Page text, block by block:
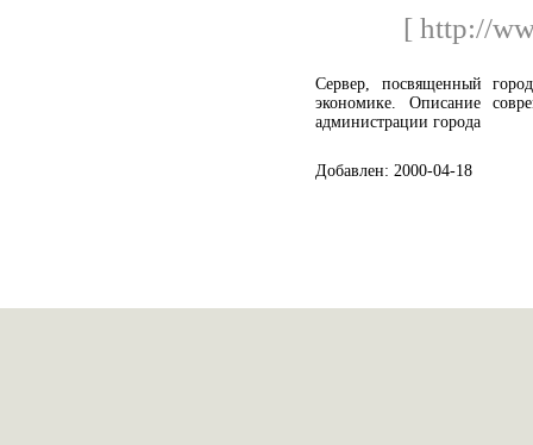
[ http://
Сервер, посвященный
экономике. Описание
администрации города
Добавлен: 2000-04-18